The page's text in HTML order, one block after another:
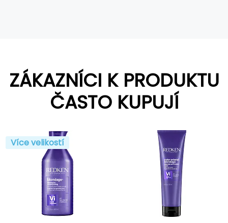
ZÁKAZNÍCI K PRODUKTU
ČASTO KUPUJÍ
Více velikostí